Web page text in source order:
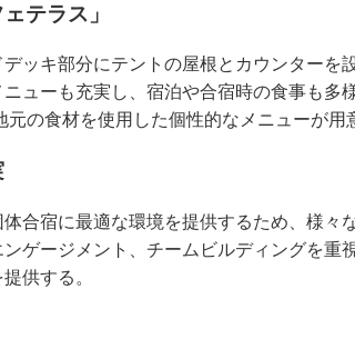
テラス」
ッキ部分にテントの屋根とカウンターを
ューも充実し、宿泊や合宿時の食事も多
の食材を使用した個性的なメニューが用
合宿に最適な環境を提供するため、様々
ゲージメント、チームビルディングを重
供する。